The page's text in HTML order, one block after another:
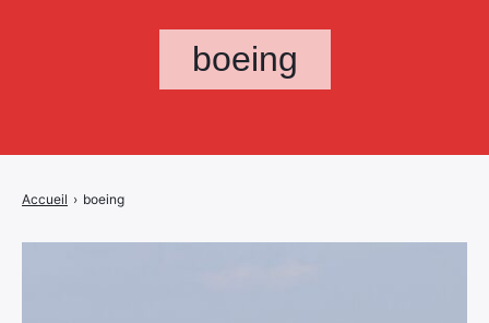
boeing
Accueil › boeing